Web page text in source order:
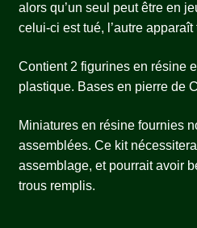
alors qu’un seul peut être en
celui-ci est tué, l’autre
Contient 2 figurines en résine
plastique. Bases en pierre de
Miniatures en résine fournies
assemblées. Ce kit
assemblage, et pourrait avoir
trous remplis.